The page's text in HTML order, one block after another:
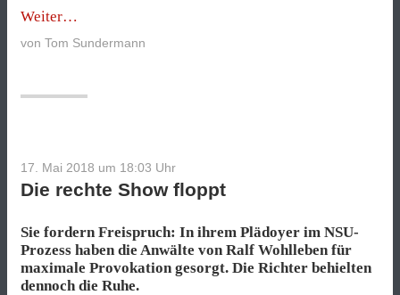
Weiter„428.
–
von
Zschäpes
von Tom Sundermann
17. Mai 2018 um 18:03 Uhr
Die rechte Show floppt
Sie fordern Freispruch: In ihrem Plädoyer im NSU-
Prozess haben die Anwälte von Ralf Wohlleben für
maximale Provokation gesorgt. Die Richter behielten
dennoch die Ruhe.